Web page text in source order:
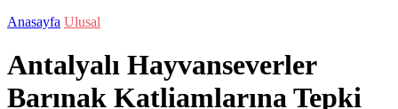
Anasayfa Ulusal
Antalyalı Hayvanseverler
Barınak Katliamlarına Tepki